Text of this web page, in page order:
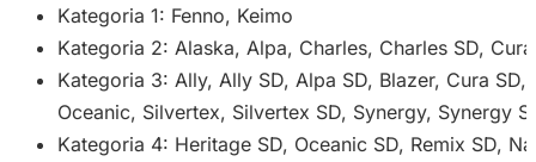
Kategoria 1: Fenno, Keimo
Kategoria 2: Alaska, Alpa, Charles, Charles SD,
Kategoria 3: Ally, Ally SD, Alpa SD, Blazer, Cura SD,
Oceanic, Silvertex, Silvertex SD, Synergy, Synergy
Kategoria 4: Heritage SD, Oceanic SD, Remix SD,